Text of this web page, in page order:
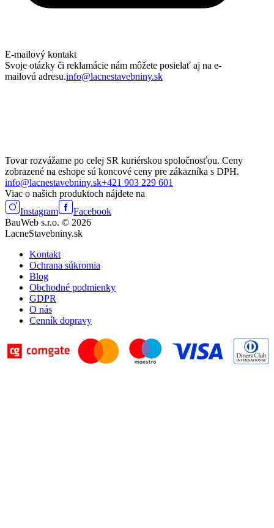
E-mailový kontakt
Svoje otázky či reklamácie nám môžete posielať aj na e-
mailovú adresu.info@lacnestavebniny.sk
Tovar rozvážame po celej SR kuriérskou spoločnosťou. Ceny
zobrazené na eshope sú koncové ceny pre zákazníka s DPH.
info@lacnestavebniny.sk+421 903 229 601
Viac o našich produktoch nájdete na
Instagram
Facebook
BauWeb s.r.o. © 2026
LacneStavebniny.sk
Kontakt
Ochrana súkromia
Blog
Obchodné podmienky
GDPR
O nás
Cenník dopravy